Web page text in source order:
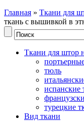
Главная » Ткани для
ткань с вышивкой в
Ткани для штор
тюль
испанские
турецкие
Вид ткани